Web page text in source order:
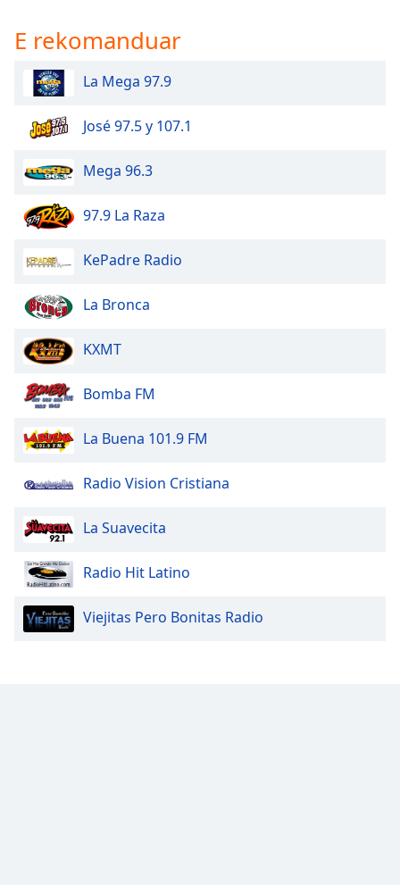
E rekomanduar
La Mega 97.9
José 97.5 y 107.1
Mega 96.3
97.9 La Raza
KePadre Radio
La Bronca
KXMT
Bomba FM
La Buena 101.9 FM
Radio Vision Cristiana
La Suavecita
Radio Hit Latino
Viejitas Pero Bonitas Radio